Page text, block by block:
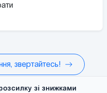
звертайтесь!
зі знижками